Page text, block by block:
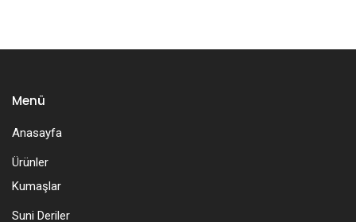
Menü
Anasayfa
Ürünler
Kumaşlar
Suni Deriler